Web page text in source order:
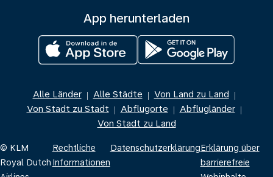
App herunterladen
Alle Länder | Alle Städte | Von Land zu Land |
Von Stadt zu Stadt | Abflugorte | Abflugländer |
Von Stadt zu Land
© KLM
Royal Dutch
Rechtliche
Informationen
DatenschutzerklärungErklärung über
barrierefreie